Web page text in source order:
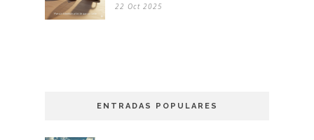
22 Oct 2025
ENTRADAS POPULARES